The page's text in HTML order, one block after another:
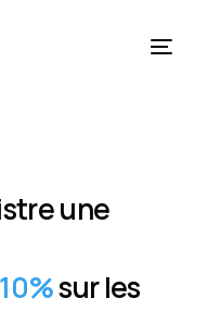
une
sur les